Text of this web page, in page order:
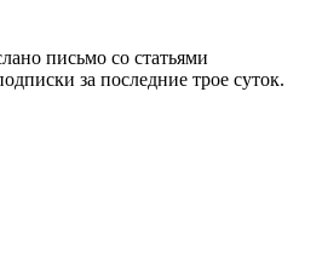
письмо со статьями
за последние трое суток.